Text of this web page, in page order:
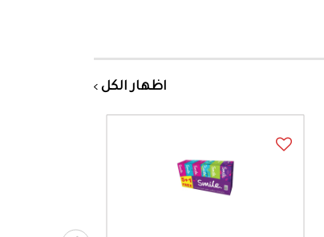
اظهار الكل